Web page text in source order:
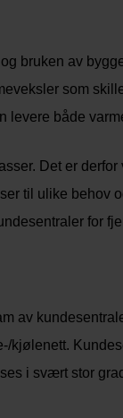
bruken av
som
levere både
Det er
til ulike behov
for
av
kjølenett.
i svært stor